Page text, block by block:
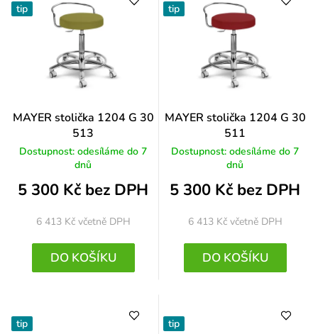
tip
MAYER stolička 1204 G 30
513
Dostupnost: odesíláme do 7
dnů
5 300 Kč bez DPH
6 413 Kč včetně DPH
DO KOŠÍKU
tip
MAYER stolička 1204 G 30
511
Dostupnost: odesíláme do 7
dnů
5 300 Kč bez DPH
6 413 Kč včetně DPH
DO KOŠÍKU
tip tip